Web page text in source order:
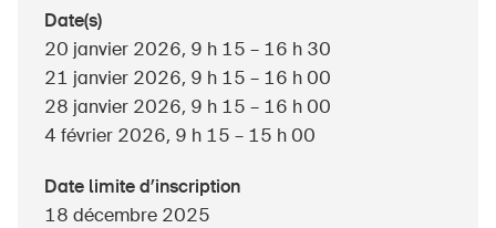
Campagnes
Postes vacants
Commander et télécharger
Date(s)
20 janvier 2026, 9 h 15 – 16 h 30
21 janvier 2026, 9 h 15 – 16 h 00
28 janvier 2026, 9 h 15 – 16 h 00
4 février 2026, 9 h 15 – 15 h 00
Date limite d’inscription
18 décembre 2025